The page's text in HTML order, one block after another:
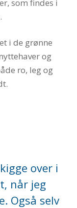
som findes i
i de grønne
og
ro, leg og
over i
når jeg
Også selv